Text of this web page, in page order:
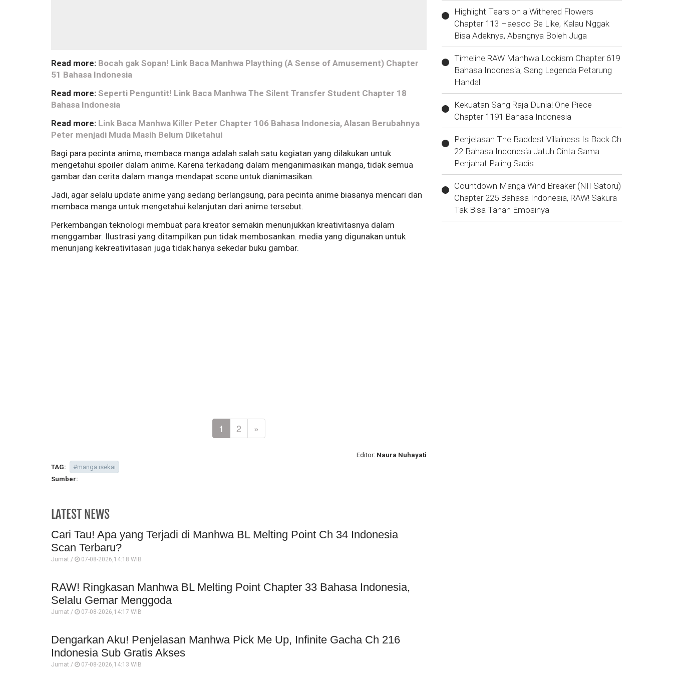
Read more: Bocah gak Sopan! Link Baca Manhwa Plaything (A Sense of Amusement) Chapter
51 Bahasa Indonesia
Read more: Seperti Penguntit! Link Baca Manhwa The Silent Transfer Student Chapter 18
Bahasa Indonesia
Read more: Link Baca Manhwa Killer Peter Chapter 106 Bahasa Indonesia, Alasan Berubahnya
Peter menjadi Muda Masih Belum Diketahui
Bagi para pecinta anime, membaca manga adalah salah satu kegiatan yang dilakukan untuk
mengetahui spoiler dalam anime. Karena terkadang dalam menganimasikan manga, tidak semua
gambar dan cerita dalam manga mendapat scene untuk dianimasikan.
Jadi, agar selalu update anime yang sedang berlangsung, para pecinta anime biasanya mencari dan
membaca manga untuk mengetahui kelanjutan dari anime tersebut.
Perkembangan teknologi membuat para kreator semakin menunjukkan kreativitasnya dalam
menggambar. Ilustrasi yang ditampilkan pun tidak membosankan. media yang digunakan untuk
menunjang kekreativitasan juga tidak hanya sekedar buku gambar.
1 2 »
Editor: Naura Nuhayati
TAG:
#manga isekai
Sumber:
LATEST NEWS
Cari Tau! Apa yang Terjadi di Manhwa BL Melting Point Ch 34 Indonesia
Scan Terbaru?
Jumat / 07-08-2026,14:18 WIB
RAW! Ringkasan Manhwa BL Melting Point Chapter 33 Bahasa Indonesia,
Selalu Gemar Menggoda
Jumat / 07-08-2026,14:17 WIB
Dengarkan Aku! Penjelasan Manhwa Pick Me Up, Infinite Gacha Ch 216
Indonesia Sub Gratis Akses
Jumat / 07-08-2026,14:13 WIB
Highlight Tears on a Withered Flowers
Chapter 113 Haesoo Be Like, Kalau Nggak
Bisa Adeknya, Abangnya Boleh Juga
Timeline RAW Manhwa Lookism Chapter 619
Bahasa Indonesia, Sang Legenda Petarung
Handal
Kekuatan Sang Raja Dunia! One Piece
Chapter 1191 Bahasa Indonesia
Penjelasan The Baddest Villainess Is Back Ch
22 Bahasa Indonesia Jatuh Cinta Sama
Penjahat Paling Sadis
Countdown Manga Wind Breaker (NII Satoru)
Chapter 225 Bahasa Indonesia, RAW! Sakura
Tak Bisa Tahan Emosinya